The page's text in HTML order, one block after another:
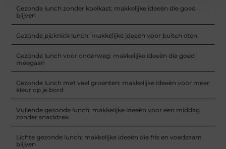
Gezonde lunch zonder koelkast: makkelijke ideeën die goed
blijven
Gezonde picknick lunch: makkelijke ideeën voor buiten eten
Gezonde lunch voor onderweg: makkelijke ideeën die goed
meegaan
Gezonde lunch met veel groenten: makkelijke ideeën voor meer
kleur op je bord
Vullende gezonde lunch: makkelijke ideeën voor een middag
zonder snacktrek
Lichte gezonde lunch: makkelijke ideeën die fris en voedzaam
blijven